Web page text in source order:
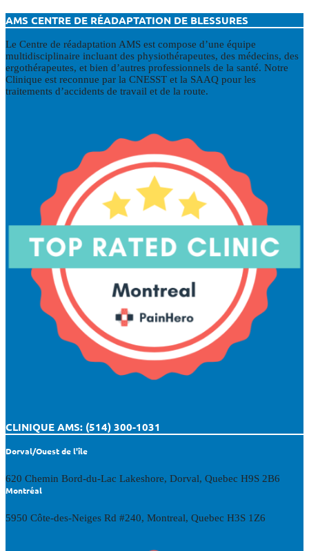
AMS CENTRE DE RÉADAPTATION DE BLESSURES
Le Centre de réadaptation AMS est compose d’une équipe
multidisciplinaire incluant des physiothérapeutes, des médecins, des
ergothérapeutes, et bien d’autres professionnels de la santé. Notre
Clinique est reconnue par la CNESST et la SAAQ pour les
traitements d’accidents de travail et de la route.
CLINIQUE AMS: (514) 300-1031
Dorval/Ouest de l'île
620 Chemin Bord-du-Lac Lakeshore, Dorval, Quebec H9S 2B6
Montréal
5950 Côte-des-Neiges Rd #240, Montreal, Quebec H3S 1Z6